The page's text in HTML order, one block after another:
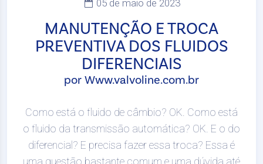
05 de maio de 2023
MANUTENÇÃO E TROCA
PREVENTIVA DOS FLUIDOS
DIFERENCIAIS
por Www.valvoline.com.br
Como está o fluido de câmbio? OK. Como está
o fluido da transmissão automática? OK. E o do
diferencial? E precisa fazer essa troca? Essa é
uma questão bastante comum e uma dúvida até